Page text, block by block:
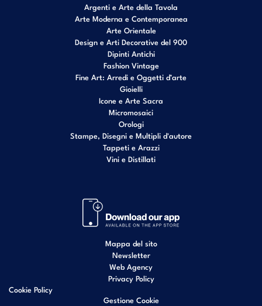
Argenti e Arte della Tavola
Arte Moderna e Contemporanea
Arte Orientale
Design e Arti Decorative del 900
Dipinti Antichi
Fashion Vintage
Fine Art: Arredi e Oggetti d’arte
Gioielli
Icone e Arte Sacra
Micromosaici
Orologi
Stampe, Disegni e Multipli d'autore
Tappeti e Arazzi
Vini e Distillati
Mappa del sito
Newsletter
Web Agency
Privacy Policy
Cookie Policy
Gestione Cookie